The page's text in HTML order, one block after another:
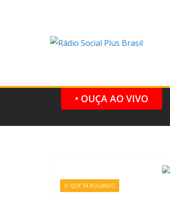
• OUÇA AO VIVO
O QUE TA ROLANDO